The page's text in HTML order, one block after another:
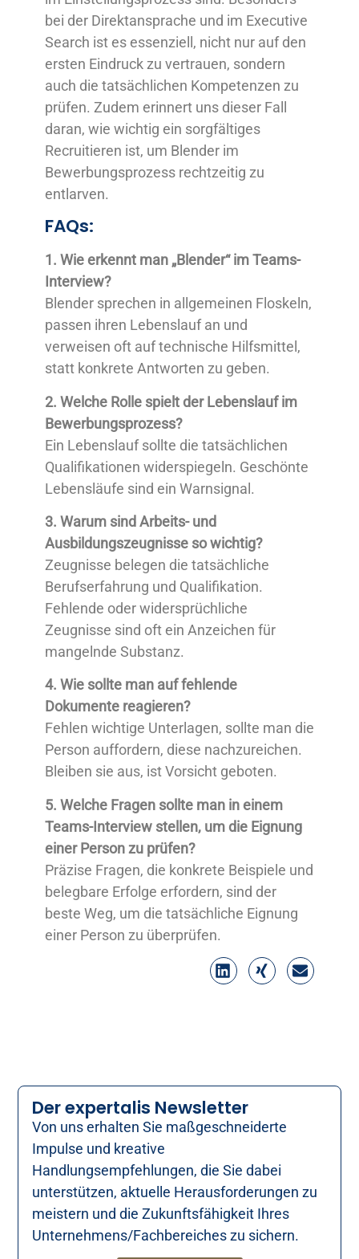
bei der Direktansprache und im Executive
Search ist es essenziell, nicht nur auf den
ersten Eindruck zu vertrauen, sondern
auch die tatsächlichen Kompetenzen zu
prüfen. Zudem erinnert uns dieser Fall
daran, wie wichtig ein sorgfältiges
Recruitieren ist, um Blender im
Bewerbungsprozess rechtzeitig zu
entlarven.
FAQs:
1. Wie erkennt man „Blender“ im Teams-
Interview?
Blender sprechen in allgemeinen Floskeln,
passen ihren Lebenslauf an und
verweisen oft auf technische Hilfsmittel,
statt konkrete Antworten zu geben.
2. Welche Rolle spielt der Lebenslauf im
Bewerbungsprozess?
Ein Lebenslauf sollte die tatsächlichen
Qualifikationen widerspiegeln. Geschönte
Lebensläufe sind ein Warnsignal.
3. Warum sind Arbeits- und
Ausbildungszeugnisse so wichtig?
Zeugnisse belegen die tatsächliche
Berufserfahrung und Qualifikation.
Fehlende oder widersprüchliche
Zeugnisse sind oft ein Anzeichen für
mangelnde Substanz.
4. Wie sollte man auf fehlende
Dokumente reagieren?
Fehlen wichtige Unterlagen, sollte man die
Person auffordern, diese nachzureichen.
Bleiben sie aus, ist Vorsicht geboten.
5. Welche Fragen sollte man in einem
Teams-Interview stellen, um die Eignung
einer Person zu prüfen?
Präzise Fragen, die konkrete Beispiele und
belegbare Erfolge erfordern, sind der
beste Weg, um die tatsächliche Eignung
einer Person zu überprüfen.
Der expertalis Newsletter
Von uns erhalten Sie maßgeschneiderte
Impulse und kreative
Handlungsempfehlungen, die Sie dabei
unterstützen, aktuelle Herausforderungen zu
meistern und die Zukunftsfähigkeit Ihres
Unternehmens/Fachbereiches zu sichern.